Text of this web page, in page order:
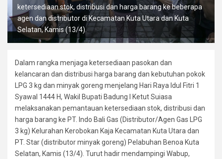
ketersediaan stok, distribusi dan harga barang ke beberapa
agen dan distributor di Kecamatan Kuta Utara dan Kuta
Selatan, Kamis (13/4).
Dalam rangka menjaga ketersediaan pasokan dan
kelancaran dan distribusi harga barang dan kebutuhan pokok
LPG 3 kg dan minyak goreng menjelang Hari Raya Idul Fitri 1
Syawal 1444 H, Wakil Bupati Badung I Ketut Suiasa
melaksanakan pemantauan ketersediaan stok, distribusi dan
harga barang ke PT. Indo Bali Gas (Distributor/Agen Gas LPG
3 kg) Kelurahan Kerobokan Kaja Kecamatan Kuta Utara dan
PT. Star (distributor minyak goreng) Pelabuhan Benoa Kuta
Selatan, Kamis (13/4). Turut hadir mendampingi Wabup,